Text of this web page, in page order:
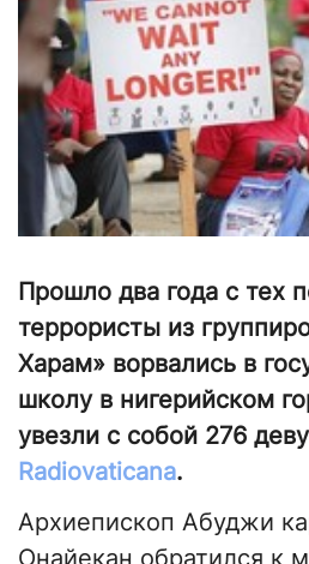
Прошло два года с тех
террористы из
Харам» ворвались в
школу в нигерийском
увезли с собой 276
Radiovaticana.
Архиепископ Абуджи